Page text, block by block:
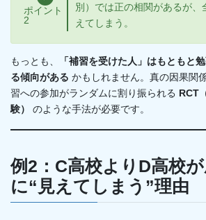
ポイント
2
別）では正の相関があるが、
えてしまう。
もっとも、
「補習を受けた人」はもともと
る傾向がある かもしれません。真の因果関
習への参加がランダムに割り振られる RCT
験）
のような手法が必要です。
例2：C高校よりD高校
に“見えてしまう”理由